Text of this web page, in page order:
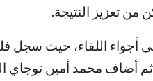
من تعزيز النتيجة.
أجواء اللقاء، حيث سجل
أضاف محمد أمين توجاي